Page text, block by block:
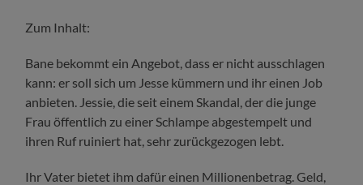
Zum Inhalt:
Bane bekommt ein Angebot, dass er nicht ausschlagen
kann: er soll sich um Jesse kümmern und ihr einen Job
anbieten. Jessie, die seit einem Skandal, der die junge
Frau öffentlich zu einer Schlampe abgestempelt und
ihren Ruf ruiniert hat, sehr zurückgezogen lebt.
Ihr Vater bietet ihm dafür einen Millionenbetrag. Geld,